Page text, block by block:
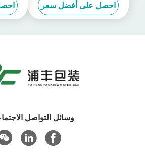
احصل على أفضل سعر
وسائل التواصل